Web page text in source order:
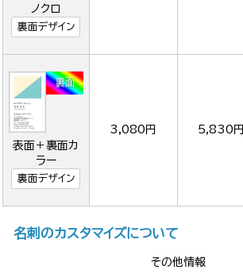
ノクロ
裏面デザイン
表面＋裏面カ
ラー
裏面デザイン
3,080円 5,830円
名刺のカスタマイズについて
その他情報